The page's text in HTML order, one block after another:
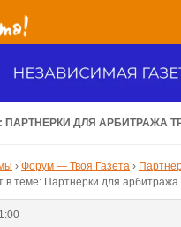
ПАРТНЕРКИ ДЛЯ АРБИТРАЖА
› Форум — Твоя Газета ›
в теме: Партнерки для